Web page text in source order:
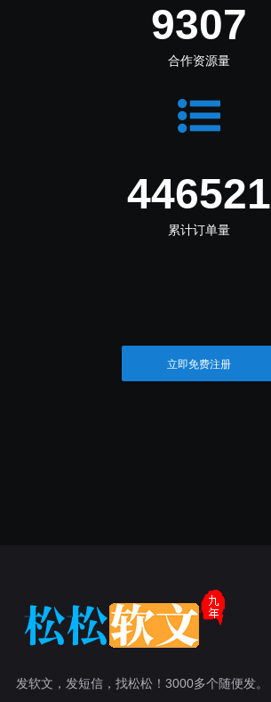
10381
合作资源量
498042
累计订单量
立即免费注册
发软文，发短信，找松松！3000多个随便发。